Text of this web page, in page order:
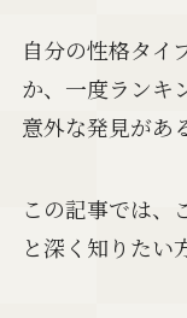
自分の性格タイ
か、一度ランキ
意外な発見があ
この記事では、
と深く知りたい